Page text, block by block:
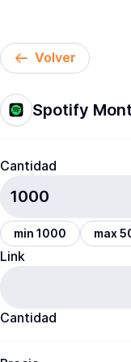
Volver
Spotify
Cantidad
min 1000 max
Link
Cantidad